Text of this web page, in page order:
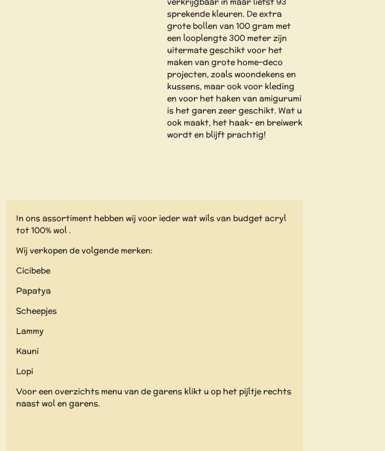
sprekende kleuren. De extra
grote bollen van 100 gram met
een looplengte 300 meter zijn
uitermate geschikt voor het
maken van grote home-deco
projecten, zoals woondekens en
kussens, maar ook voor kleding
en voor het haken van amigurumi
is het garen zeer geschikt. Wat u
ook maakt, het haak- en breiwerk
wordt en blijft prachtig!
In ons assortiment hebben wij voor ieder wat wils van budget acryl
tot 100% wol .
Wij verkopen de volgende merken:
Cicibebe
Papatya
Scheepjes
Lammy
Kauni
Lopi
Voor een overzichts menu van de garens klikt u op het pijltje rechts
naast wol en garens.